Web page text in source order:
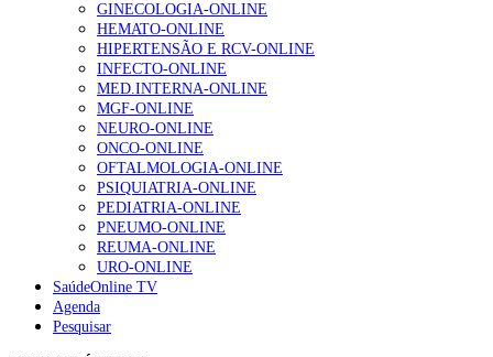
Alguns milhares de utentes podem ficar sem médico de
família com nova regras do registo, alerta associação
155 visualizações
1.º Episódio do Podcast “Frequência Cardio – Sintoniza-
te na Insuficiência Cardíaca” da Bayer
99 visualizações
“Os programas de rastreio do cancro do pulmão são
custo-efetivos e representam um investimento
sustentável para os sistemas de saúde”
GINECOLOGIA-ONLINE
HEMATO-ONLINE
HIPERTENSÃO E RCV-ONLINE
INFECTO-ONLINE
MED.INTERNA-ONLINE
MGF-ONLINE
NEURO-ONLINE
ONCO-ONLINE
OFTALMOLOGIA-ONLINE
PSIQUIATRIA-ONLINE
PEDIATRIA-ONLINE
PNEUMO-ONLINE
REUMA-ONLINE
URO-ONLINE
SaúdeOnline TV
Agenda
Pesquisar